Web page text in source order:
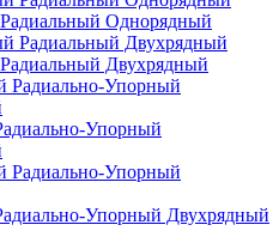
Однорядный
Двухрядный
Упорный
Упорный Двухрядный